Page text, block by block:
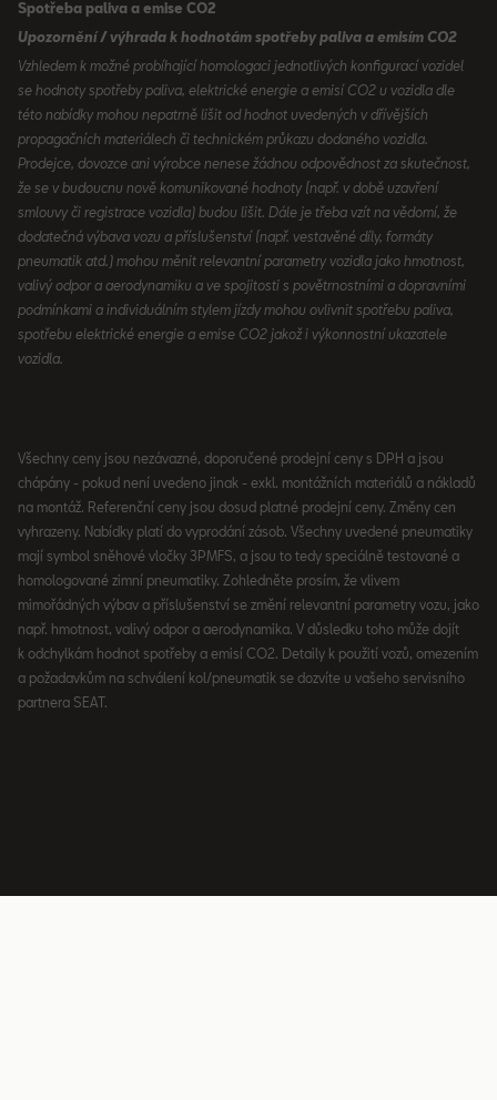
Spotřeba paliva a emise CO2
Upozornění / výhrada k hodnotám spotřeby paliva a emisím CO2
Vzhledem k možné probíhající homologaci jednotlivých konfigurací vozidel
se hodnoty spotřeby paliva, elektrické energie a emisí CO2 u vozidla dle
této nabídky mohou nepatrně lišit od hodnot uvedených v dřívějších
propagačních materiálech či technickém průkazu dodaného vozidla.
Prodejce, dovozce ani výrobce nenese žádnou odpovědnost za skutečnost,
že se v budoucnu nově komunikované hodnoty (např. v době uzavření
smlouvy či registrace vozidla) budou lišit. Dále je třeba vzít na vědomí, že
dodatečná výbava vozu a příslušenství (např. vestavěné díly, formáty
pneumatik atd.) mohou měnit relevantní parametry vozidla jako hmotnost,
valivý odpor a aerodynamiku a ve spojitosti s povětrnostními a dopravními
podmínkami a individuálním stylem jízdy mohou ovlivnit spotřebu paliva,
spotřebu elektrické energie a emise CO2 jakož i výkonnostní ukazatele
vozidla.
Všechny ceny jsou nezávazné, doporučené prodejní ceny s DPH a jsou
chápány - pokud není uvedeno jinak - exkl. montážních materiálů a nákladů
na montáž. Referenční ceny jsou dosud platné prodejní ceny. Změny cen
vyhrazeny. Nabídky platí do vyprodání zásob. Všechny uvedené pneumatiky
mají symbol sněhové vločky 3PMFS, a jsou to tedy speciálně testované a
homologované zimní pneumatiky. Zohledněte prosím, že vlivem
mimořádných výbav a příslušenství se změní relevantní parametry vozu, jako
např. hmotnost, valivý odpor a aerodynamika. V důsledku toho může dojít
k odchylkám hodnot spotřeby a emisí CO2. Detaily k použití vozů, omezením
a požadavkům na schválení kol/pneumatik se dozvíte u vašeho servisního
partnera SEAT.